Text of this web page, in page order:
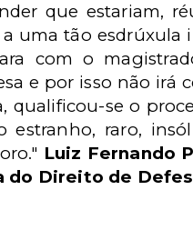
que estariam,
uma tão
com o
e por isso não irá
qualificou-se o
raro,
Luiz Fernando
do Direito de